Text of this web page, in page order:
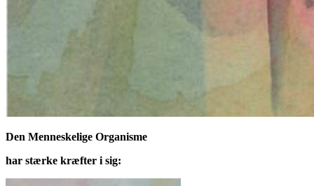
Den Menneskelige Organisme
har stærke kræfter i sig: